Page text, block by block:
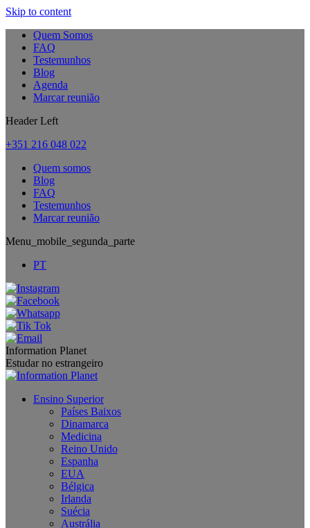
Skip to content
Quem Somos
FAQ
Testemunhos
Blog
Agenda
Marcar reunião
Header Left
+351 216 048 022
Quem somos
Blog
FAQ
Testemunhos
Marcar reunião
Menu_mobile_segunda_parte
PT
Information Planet
Estudar no estrangeiro
Ensino Superior
Países Baixos
Dinamarca
Medicina
Reino Unido
Espanha
EUA
Bélgica
Irlanda
Suécia
Austrália